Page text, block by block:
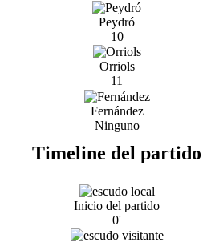
Peydró
10
Orriols
11
Fernández
Ninguno
Timeline del partido
Inicio del partido
0'